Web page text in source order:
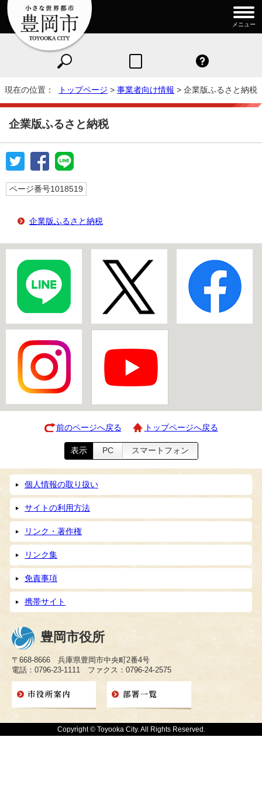
メニュー
現在の位置： トップページ > 事業者向け情報 > 企業版ふるさと納税
企業版ふるさと納税
ページ番号1018519
企業版ふるさと納税
前のページへ戻る トップページへ戻る
表示 PC スマートフォン
個人情報の取り扱い
サイトの利用方法
リンク・著作権
リンク集
免責事項
携帯サイト
豊岡市役所
〒668-8666 兵庫県豊岡市中央町2番4号
電話：0796-23-1111 ファクス：0796-24-2575
Copyright © Toyooka City. All Rights Reserved.